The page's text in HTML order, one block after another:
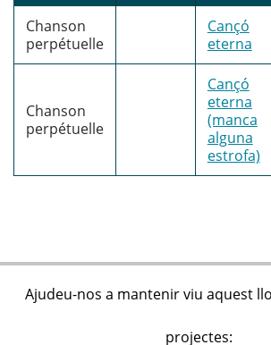
Chanson
perpétuelle
Cançó
eterna
Chanson
perpétuelle
Cançó
eterna
(manca
alguna
estrofa)
Ajudeu-nos a mantenir viu aquest
projectes: